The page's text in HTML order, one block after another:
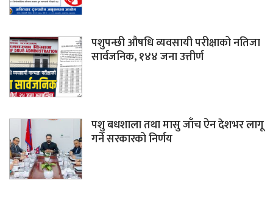
पशुपन्छी औषधि व्यवसायी परीक्षाको नतिजा
सार्वजनिक, १४४ जना उत्तीर्ण
पशु बधशाला तथा मासु जाँच ऐन देशभर लागू
गर्ने सरकारको निर्णय